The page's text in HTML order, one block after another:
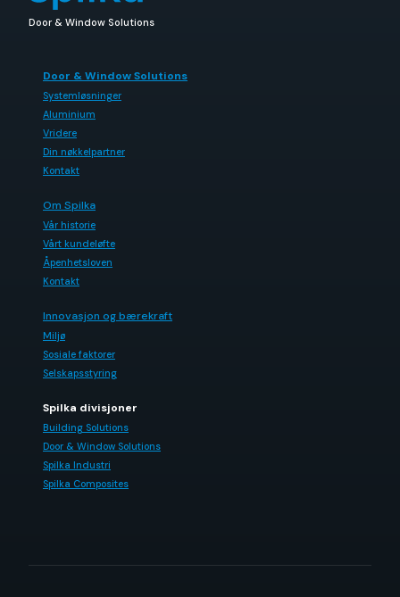
Door & Window Solutions
Door & Window Solutions
Systemløsninger
Aluminium
Vridere
Din nøkkelpartner
Kontakt
Om Spilka
Vår historie
Vårt kundeløfte
Åpenhetsloven
Kontakt
Innovasjon og bærekraft
Miljø
Sosiale faktorer
Selskapsstyring
Spilka divisjoner
Building Solutions
Door & Window Solutions
Spilka Industri
Spilka Composites